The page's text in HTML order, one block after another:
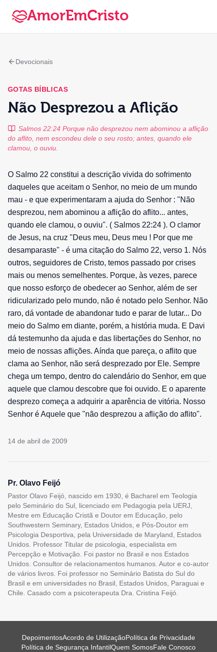
AmorEmCristo
Devocionais
GOTAS BÍBLICAS
Não Desprezou a Aflição
Salmos 22:24 Porque não desprezou nem abominou a aflição
do aflito, nem escondeu dele o seu rosto; antes, quando ele
clamou, o ouviu.
O Salmo 22 constitui a descrição vivida do sofrimento
daqueles que aceitam o Senhor, no meio de um mundo
mau - e que experimentaram a ajuda do Senhor : "Não
desprezou, nem abominou a aflição do aflito... antes,
quando ele clamou, o ouviu". ( Salmos 22:24 ). O clamor
de Jesus, na cruz "Deus meu, Deus meu ! Por que me
desamparaste" - é uma citação do Salmo 22, verso 1. Nós
outros, seguidores de Cristo, temos passado por crises
mais ou menos semelhentes. Porque, às vezes, parece
que nosso esforço de obedecer ao Senhor, além de ser
ridicularizado pelo mundo, não é notado pelo Senhor. Não
raro, dá vontade de abandonar tudo e parar de lutar... Do
meio do Salmo em diante, porém, a história muda. E Davi
dá testemunho da ajuda e das libertações do Senhor, no
meio de nossas aflições. Aínda que pareça, o aflito que
clama ao Senhor, não será desprezado por Ele. Sempre
chega um tempo, dentro do calendário do Senhor, em que
aquele que clamou descobre que foi ouvido. E o aparente
desprezo começa a adquirir a aparência de vitória. Nosso
Senhor é Aquele que "não desprezou a aflição do aflito".
14 de abril de 2009
Pr. Olavo Feijó
Pastor Olavo Feijó, nascido em 1930, é Bacharel em Teologia
pelo Seminário do Sul, licenciado em Pedagogia pela UERJ,
Mestre em Educação Cristã e Doutor em Educação, pelo
Southwestern Seminary, Estados Unidos, e Pós-Doutor em
Psicologia Desportiva, pela Universidade de Maryland, Estados
Unidos. Professor Titular de psicologia, especialista em
Percepção e Motivação. Foi pastor no Brasil e nos Estados
Unidos. Consultor de relacionamentos humanos. Autor e co-autor
de vários livros. Foi professor no Seminário Batista do Sul do
Brasil e em universidades no Brasil, Estados Unidos, Paraguai e
Chile. Casado com a psicoterapeuta Dra. Cristina Feijó.
DepoimentosAcordo de UtilizaçãoPolítica de Privacidade
Política de Segurança InfantilQuem SomosFale Conosco